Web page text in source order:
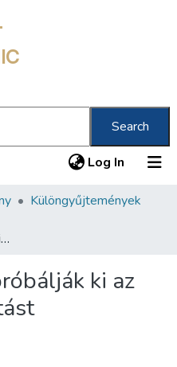
Search
Log In (current)
Különgyűjtemények
A Rákóczi úton próbálják ki az árkád megvilágítást
ki az